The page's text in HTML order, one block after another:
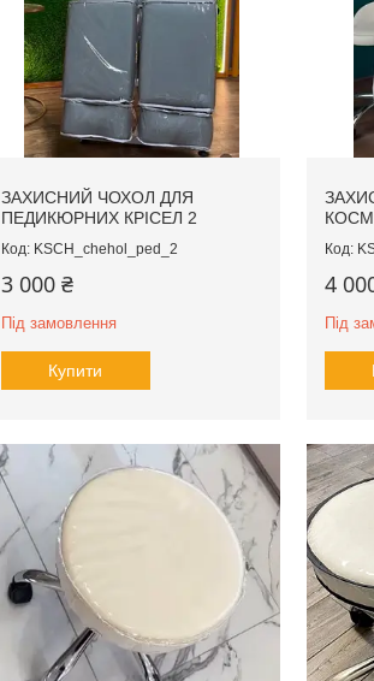
ЗАХИСНИЙ ЧОХОЛ ДЛЯ
ПЕДИКЮРНИХ КРІСЕЛ 2
KSCH_chehol_ped_2
3 000 ₴
Під замовлення
Купити
4
Під